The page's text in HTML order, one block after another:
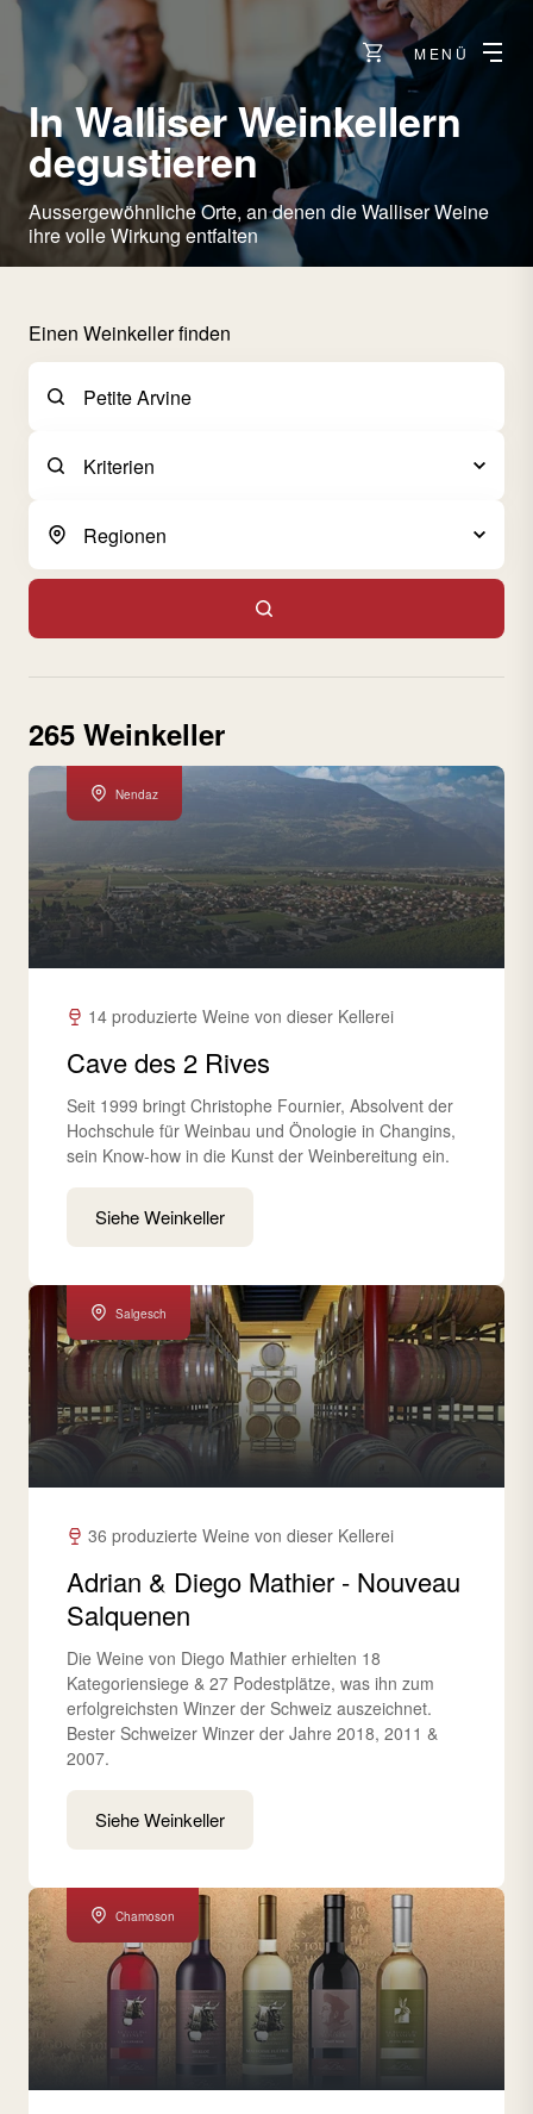
MENÜ
In Walliser Weinkellern
degustieren
Aussergewöhnliche Orte, an denen die Walliser Weine
ihre volle Wirkung entfalten
Einen Weinkeller finden
265 Weinkeller
Nendaz
14 produzierte Weine von dieser Kellerei
Cave des 2 Rives
Seit 1999 bringt Christophe Fournier, Absolvent der
Hochschule für Weinbau und Önologie in Changins,
sein Know-how in die Kunst der Weinbereitung ein.
Siehe Weinkeller
Salgesch
36 produzierte Weine von dieser Kellerei
Adrian & Diego Mathier - Nouveau
Salquenen
Die Weine von Diego Mathier erhielten 18
Kategoriensiege & 27 Podestplätze, was ihn zum
erfolgreichsten Winzer der Schweiz auszeichnet.
Bester Schweizer Winzer der Jahre 2018, 2011 &
2007.
Siehe Weinkeller
Chamoson